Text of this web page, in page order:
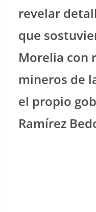
revelar
que
Morelia con
mineros de
el propio
Ramírez